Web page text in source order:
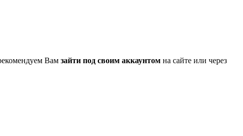
Вам зайти под своим аккаунтомна сайте или через